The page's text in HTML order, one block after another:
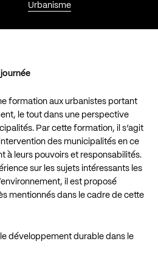
Urbanisme
formation aux urbanistes portant
le tout dans une perspective
Par cette formation, il s’agit
des municipalités en ce
à leurs pouvoirs et responsabilités.
sur les sujets intéressants les
il est proposé
mentionnés dans le cadre de cette
le développement durable dans le